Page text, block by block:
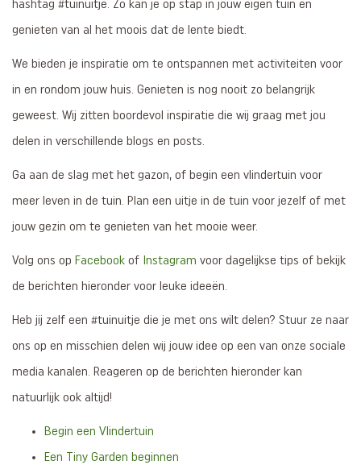
hashtag #tuinuitje. Zo kan je op stap in jouw eigen tuin en
genieten van al het moois dat de lente biedt.
We bieden je inspiratie om te ontspannen met activiteiten voor
in en rondom jouw huis. Genieten is nog nooit zo belangrijk
geweest. Wij zitten boordevol inspiratie die wij graag met jou
delen in verschillende blogs en posts.
Ga aan de slag met het gazon, of begin een vlindertuin voor
meer leven in de tuin. Plan een uitje in de tuin voor jezelf of met
jouw gezin om te genieten van het mooie weer.
Volg ons op Facebook of Instagram voor dagelijkse tips of bekijk
de berichten hieronder voor leuke ideeën.
Heb jij zelf een #tuinuitje die je met ons wilt delen? Stuur ze naar
ons op en misschien delen wij jouw idee op een van onze sociale
media kanalen. Reageren op de berichten hieronder kan
natuurlijk ook altijd!
Begin een Vlindertuin
Een Tiny Garden beginnen